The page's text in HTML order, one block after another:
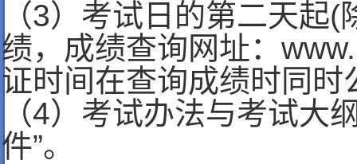
（3）考试日的第二天起
绩，成绩查询网址：
证时间在查询成绩时同时
（4）考试办法与考试大
件”。